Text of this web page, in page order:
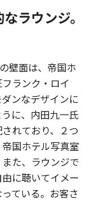
ラウンジ。
壁面は、帝国ホ
ランク・ロイ
ンなデザインに
に、内田九一氏
れており、２つ
国ホテル写真室
た、ラウンジで
に聴いてイメー
ている。お客さ